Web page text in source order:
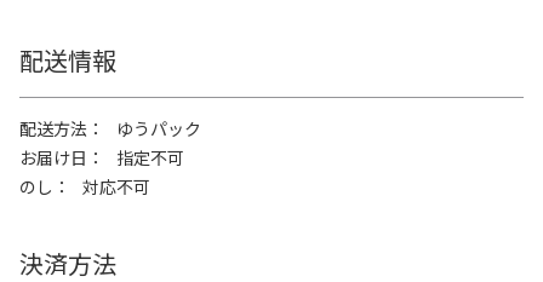
配送情報
配送方法
ゆうパック
お届け日
指定不可
のし
対応不可
決済方法